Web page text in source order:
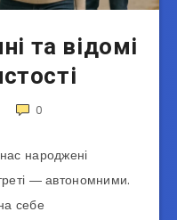
та відомі
0
народжені
― автономними.
себе